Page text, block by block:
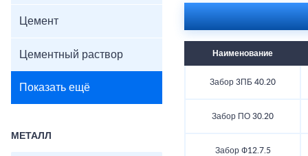
Цемент
Цементный раствор
Показать ещё
МЕТАЛЛ
Наименование
Забор 3ПБ 40.20
Забор ПО 30.20
Забор Ф12.7.5